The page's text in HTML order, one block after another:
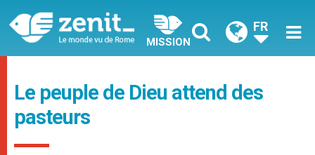
MISSION
FR
Le peuple de Dieu attend des
pasteurs